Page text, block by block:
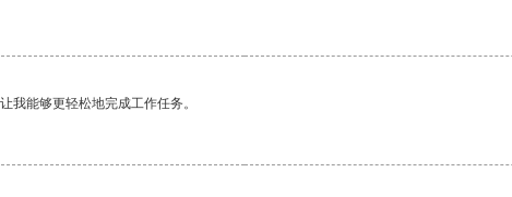
我能够更轻松地完成工作任务。